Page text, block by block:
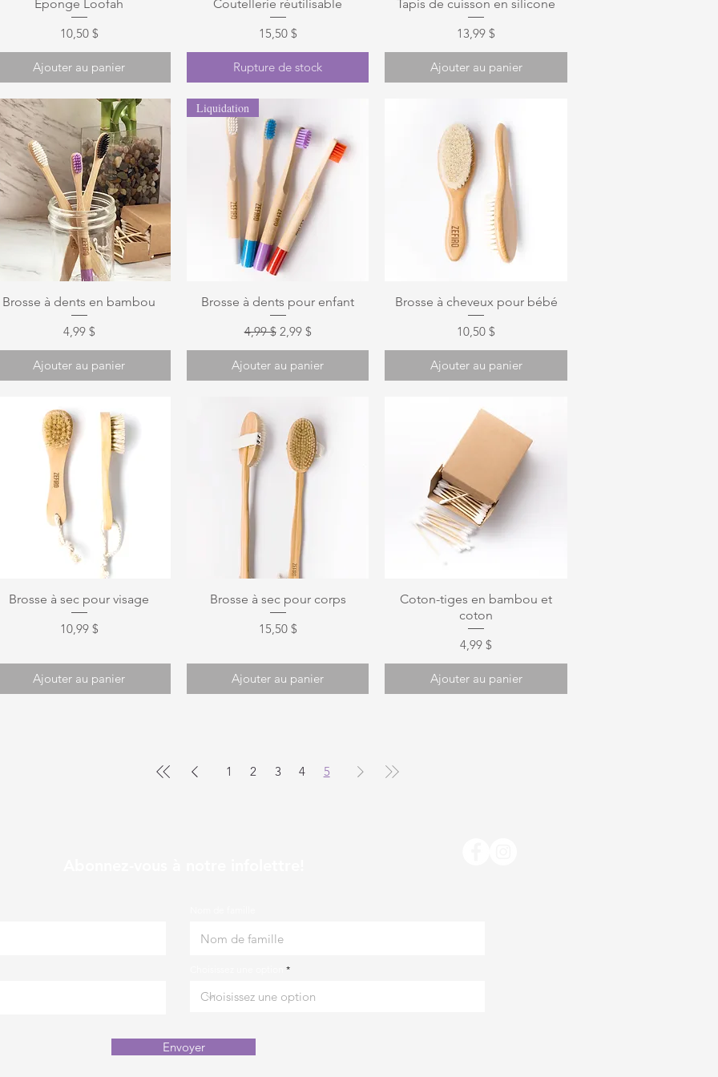
Éponge Loofah
Prix
10,50 $
Ajouter au panier
Coutellerie réutilisable
Prix
15,50 $
Rupture de stock
Tapis de cuisson en silicone
Prix
13,99 $
Ajouter au panier
Aperçu rapide
Brosse à dents en bambou
Prix
4,99 $
Ajouter au panier
Aperçu rapide
Liquidation
Brosse à dents pour enfant
Prix original
4,99 $ Prix promotionnel
2,99 $
Ajouter au panier
Aperçu rapide
Brosse à cheveux pour bébé
Prix
10,50 $
Ajouter au panier
Aperçu rapide
Brosse à sec pour visage
Prix
10,99 $
Ajouter au panier
Aperçu rapide
Brosse à sec pour corps
Prix
15,50 $
Ajouter au panier
Aperçu rapide
Coton-tiges en bambou et
coton
Prix
4,99 $
Ajouter au panier
1 2 3 4 5
Envoyer